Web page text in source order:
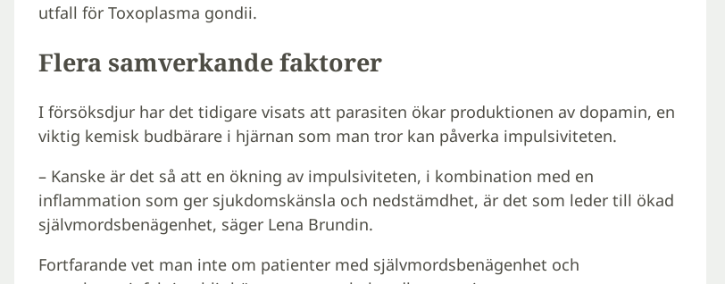
utfall för Toxoplasma gondii.
Flera samverkande faktorer
I försöksdjur har det tidigare visats att parasiten ökar produktionen av dopamin, en
viktig kemisk budbärare i hjärnan som man tror kan påverka impulsiviteten.
– Kanske är det så att en ökning av impulsiviteten, i kombination med en
inflammation som ger sjukdomskänsla och nedstämdhet, är det som leder till ökad
självmordsbenägenhet, säger Lena Brundin.
Fortfarande vet man inte om patienter med självmordsbenägenhet och